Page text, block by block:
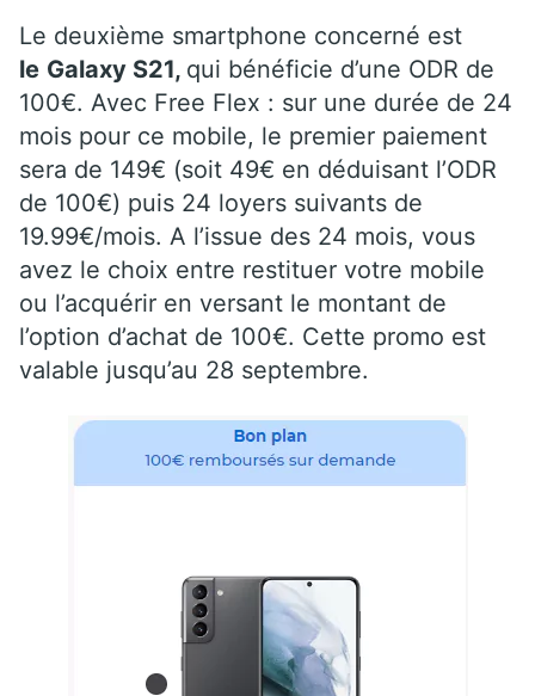
Le deuxième smartphone concerné est
le Galaxy S21, qui bénéficie d’une ODR de
100€. Avec Free Flex : sur une durée de 24
mois pour ce mobile, le premier paiement
sera de 149€ (soit 49€ en déduisant l’ODR
de 100€) puis 24 loyers suivants de
19.99€/mois. A l’issue des 24 mois, vous
avez le choix entre restituer votre mobile
ou l’acquérir en versant le montant de
l’option d’achat de 100€. Cette promo est
valable jusqu’au 28 septembre.